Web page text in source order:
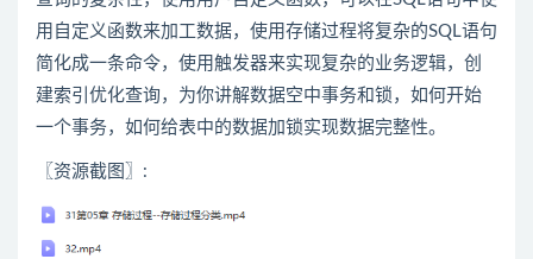
用自定义函数来加工数据，使用存储过程将复杂的SQL语句
简化成一条命令，使用触发器来实现复杂的业务逻辑，创
建索引优化查询，为你讲解数据空中事务和锁，如何开始
一个事务，如何给表中的数据加锁实现数据完整性。
〖资源截图〗: